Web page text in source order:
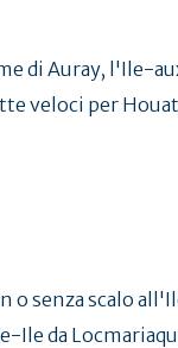
di Auray, l'Ile-
veloci per
o senza scalo
Ile da